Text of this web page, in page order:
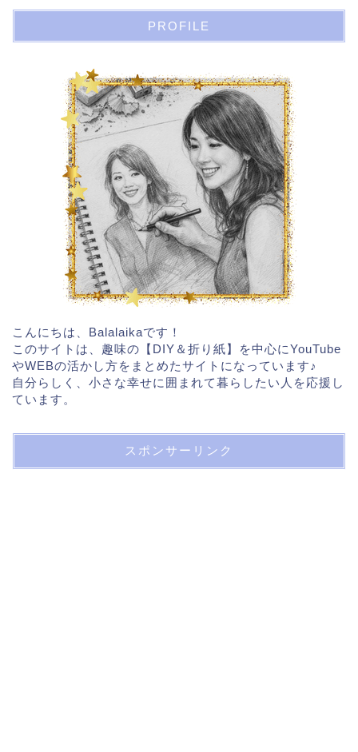
PROFILE
こんにちは、Balalaikaです！
このサイトは、趣味の【DIY＆折り紙】を中心にYouTube
やWEBの活かし方をまとめたサイトになっています♪
自分らしく、小さな幸せに囲まれて暮らしたい人を応援し
ています。
スポンサーリンク